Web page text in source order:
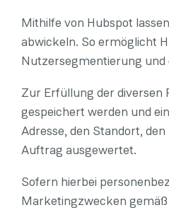
Mithilfe von Hubspot
abwickeln. So ermöglicht
Nutzersegmentierung
Zur Erfüllung der diversen
gespeichert werden und
Adresse, den Standort,
Auftrag ausgewertet.
Sofern hierbei
Marketingzwecken gemäß